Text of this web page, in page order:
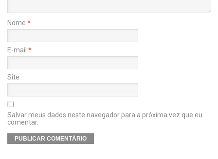
Nome *
E-mail *
Site
Salvar meus dados neste navegador para a próxima vez que eu
comentar.